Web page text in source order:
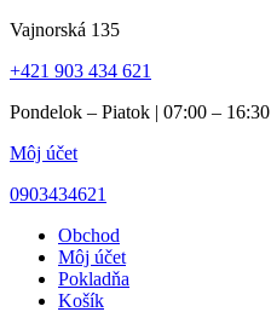
Preskočiť
obsah
Vajnorská 135
+421 903 434 621
Pondelok – Piatok | 07:00 – 16:30
Môj účet
0903434621
Obchod
Môj účet
Pokladňa
Košík